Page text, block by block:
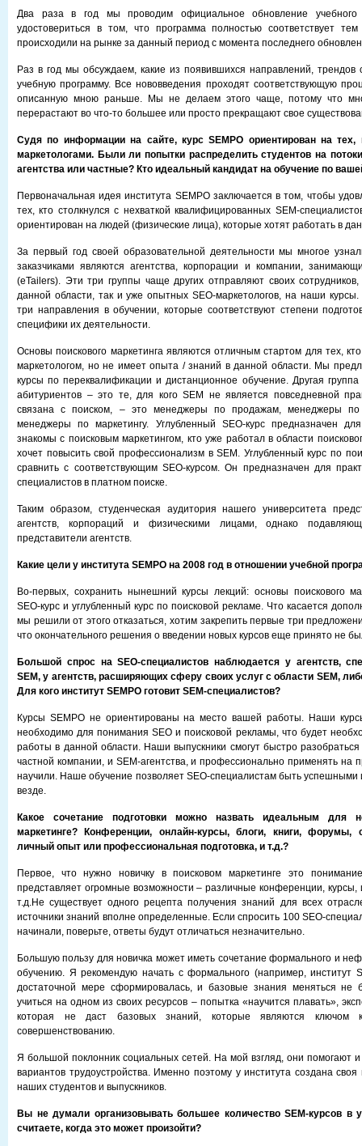
Два раза в год мы проводим официальное обновление учебного
удостовериться в том, что программа полностью соответствует
происходили на рынке за данный период с момента последнего
Раз в год мы обсуждаем, какие из появившихся направлений, трендов
учебную программу. Все нововведения проходят соответствующую
описанную мною раньше. Мы не делаем этого чаще, потому что
перерастают во что-то большее или просто прекращают свое
Судя по информации на сайте, курс SEMPO ориентирован на тех,
маркетологами. Были ли попытки распределить студентов на
агентства или частные? Кто идеальный кандидат на обучение по
Первоначальная идея института SEMPO заключается в том, чтобы
тех, кто столкнулся с нехваткой квалифицированных SEM-
ориентирован на людей (физические лица), которые хотят работать в
За первый год своей образовательной деятельности мы многое
заказчиками являются агентства, корпорации и компании,
(eTailers). Эти три группы чаще других отправляют своих сотрудников,
данной области, так и уже опытных SEO-маркетологов, на наши
три направления в обучении, которые соответствуют степени
специфики их деятельности.
Основы поискового маркетинга являются отличным стартом для тех,
маркетологом, но не имеет опыта / знаний в данной области. Мы
курсы по переквалификации и дистанционное обучение. Другая
абитуриентов – это те, для кого SEM не является повседневной
связана с поиском, – это менеджеры по продажам, менеджеры по
менеджеры по маркетингу. Углубленный SEO-курс предназначен
знакомы с поисковым маркетингом, кто уже работал в области
хочет повысить свой профессионализм в SEM. Углубленный курс по
сравнить с соответствующим SEO-курсом. Он предназначен для
специалистов в платном поиске.
Таким образом, студенческая аудитория нашего университета
агентств, корпораций и физическими лицами, однако
представители агентств.
Какие цели у института SEMPO на 2008 год в отношении учебной
Во-первых, сохранить нынешний курсы лекций: основы поискового
SEO-курс и углубленный курс по поисковой рекламе. Что касается
мы решили от этого отказаться, хотим закрепить первые три
что окончательного решения о введении новых курсов еще принято не
Большой спрос на SEO-специалистов наблюдается у агентств,
SEM, у агентств, расширяющих сферу своих услуг с области SEM,
Для кого институт SEMPO готовит SEM-специалистов?
Курсы SEMPO не ориентированы на место вашей работы. Наши
необходимо для понимания SEO и поисковой рекламы, что будет
работы в данной области. Наши выпускники смогут быстро
частной компании, и SEM-агентства, и профессионально применять на
научили. Наше обучение позволяет SEO-специалистам быть успешными
везде.
Какое сочетание подготовки можно назвать идеальным для
маркетинге? Конференции, онлайн-курсы, блоги, книги, форумы,
личный опыт или профессиональная подготовка, и т.д.?
Первое, что нужно новичку в поисковом маркетинге это
представляет огромные возможности – различные конференции, курсы,
т.д.Не существует одного рецепта получения знаний для всех
источники знаний вполне определенные. Если спросить 100 SEO-
начинали, поверьте, ответы будут отличаться незначительно.
Большую пользу для новичка может иметь сочетание формального и
обучению. Я рекомендую начать с формального (например, институт
достаточной мере сформировалась, и базовые знания меняться не
учиться на одном из своих ресурсов – попытка «научится плавать»,
которая не даст базовых знаний, которые являются ключом к
совершенствованию.
Я большой поклонник социальных сетей. На мой взгляд, они помогают и
вариантов трудоустройства. Именно поэтому у института создана
наших студентов и выпускников.
Вы не думали организовывать большее количество SEM-курсов в
считаете, когда это может произойти?